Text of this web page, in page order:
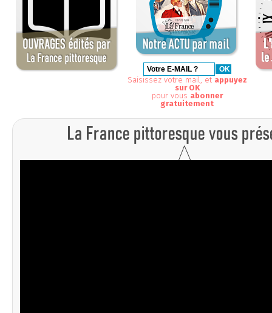
Saisissez votre mail, et appuyez
sur OK
pour vous abonner
gratuitement